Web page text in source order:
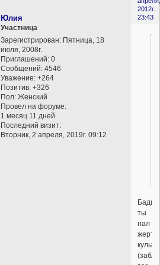
2012г.
23:43
Юлия
Участница
Зарегистрирован: Пятница, 18
июля, 2008г.
Приглашений: 0
Сообщений: 4546
Уважение: +264
Позитив: +326
Пол: Женский
Провел на форуме:
1 месяц 11 дней
Последний визит:
Вторник, 2 апреля, 2019г. 09:12
ты
пал